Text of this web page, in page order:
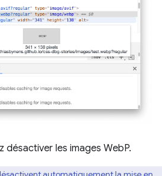
désactiver les images WebP.